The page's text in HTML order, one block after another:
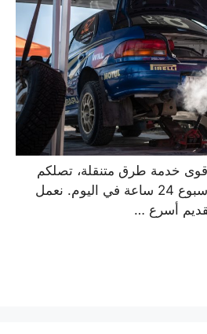
خدمة طرق متنقلة، تصلكم
أينما كنتم وعلى مدار الأسبوع 24 ساعة في اليوم. نعمل
أسرع …